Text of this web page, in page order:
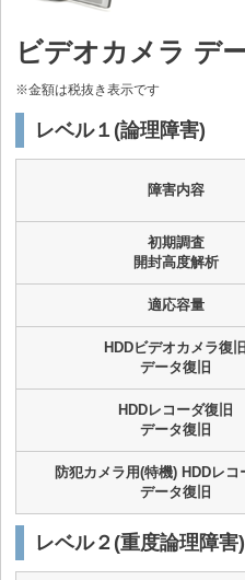
ビデオカメラ デ
※金額は税抜き表示です
レベル１(論理障害)
障害内容
初期調査
開封高度解析
適応容量
HDDビデオカメラ復旧
データ復旧
HDDレコーダ復旧
データ復旧
防犯カメラ用(特機) HDDレコ
データ復旧
レベル２(重度論理障害)